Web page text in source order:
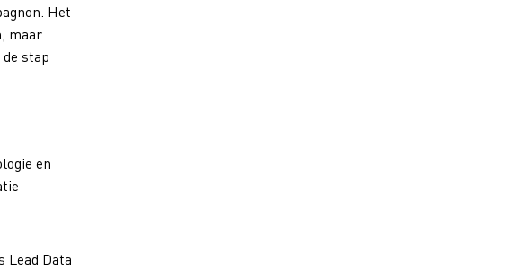
Het
maar
stap
en
Lead Data